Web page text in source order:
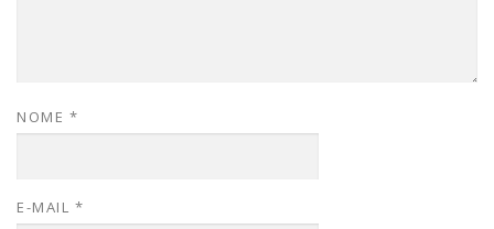
NOME *
E-MAIL *